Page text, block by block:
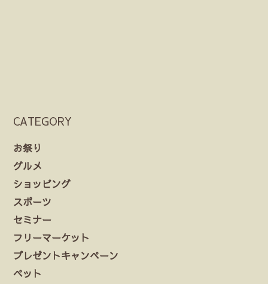
CATEGORY
お祭り
グルメ
ショッピング
スポーツ
セミナー
フリーマーケット
プレゼントキャンペーン
ペット